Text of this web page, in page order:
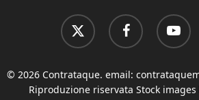
x-
twitter
facebook youtube
© 2026 Contrataque. email:
Riproduzione riservata Stock